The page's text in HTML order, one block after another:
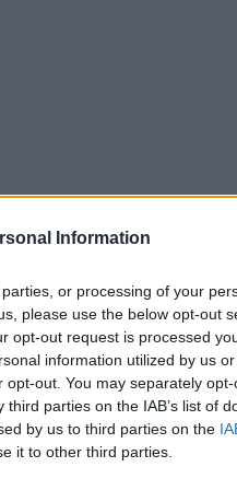
Information
or processing of your
please use the below opt-out
opt-out request is processed
information utilized by us
out. You may separately
parties on the IAB’s list of
by us to third parties on the
it to other third parties.
un po' meno
cede
dietro fa danni
migliorare